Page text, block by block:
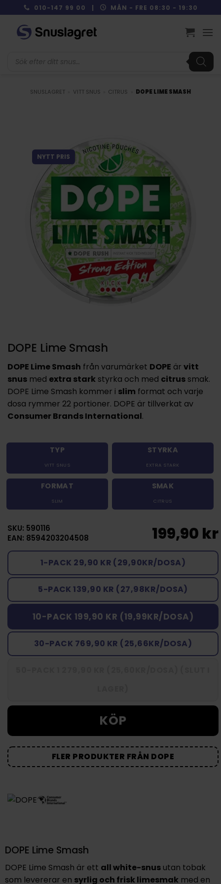
to
content
010-147 99 00 | MÅN - FRE 08:30 - 19:30
SNUSLAGRET VITT SNUS CITRUS DOPE LIME SMASH
NYTT PRIS
DOPE Lime Smash
DOPE Lime Smash från varumärket DOPE är vitt
snus med extra stark styrka och med citrus smak.
DOPE Lime Smash kommer i slim format och varje
dosa rymmer 22 portioner. DOPE är tillverkat av
Consumer Brands International.
TYP
VITT SNUS
STYRKA
EXTRA STARK
FORMAT
SLIM
SMAK
CITRUS
SKU: 590116
EAN: 8594203204508
199,90 kr
1-PACK 29,90 KR (29,90KR/DOSA)
5-PACK 139,90 KR (27,98KR/DOSA)
10-PACK 199,90 KR (19,99KR/DOSA)
30-PACK 769,90 KR (25,66KR/DOSA)
KÖP
FLER PRODUKTER FRÅN DOPE
DOPE Lime Smash
DOPE Lime Smash är ett all white-snusutan tobak
som levererar en syrlig och frisk limesmakmed en